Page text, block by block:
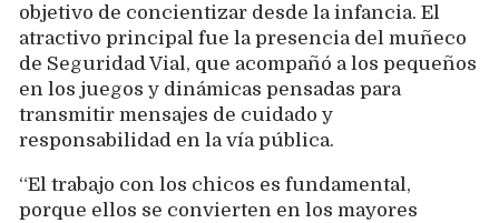
objetivo de concientizar desde la infancia. El
atractivo principal fue la presencia del muñeco
de Seguridad Vial, que acompañó a los pequeños
en los juegos y dinámicas pensadas para
transmitir mensajes de cuidado y
responsabilidad en la vía pública.
“El trabajo con los chicos es fundamental,
porque ellos se convierten en los mayores